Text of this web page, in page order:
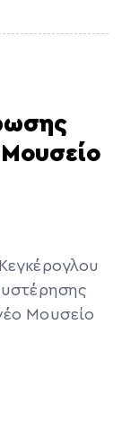
Μουσείο